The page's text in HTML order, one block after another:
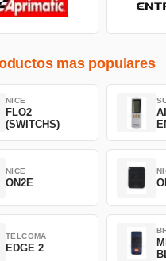
mas populares
NICE
FLO2
(SWITCHS)
NICE
ON2E
TELCOMA
EDGE 2